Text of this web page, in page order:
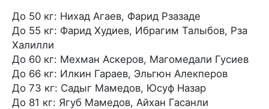
До 50 кг: Нихад Агаев, Фарид Рзазаде
До 55 кг: Фарид Худиев, Ибрагим Талыбов, Рза
Халилли
До 60 кг: Мехман Аскеров, Магомедали Гусиев
До 66 кг: Илкин Гараев, Эльгюн Алекперов
До 73 кг: Садыг Мамедов, Юсуф Назар
До 81 кг: Ягуб Мамедов, Айхан Гасанли